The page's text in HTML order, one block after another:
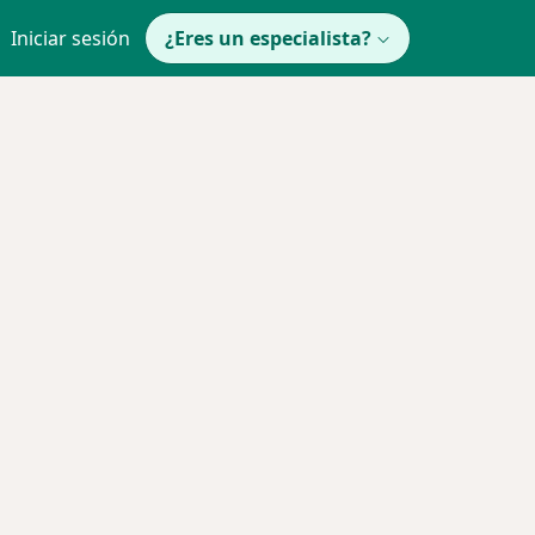
Iniciar sesión ¿Eres un especialista?